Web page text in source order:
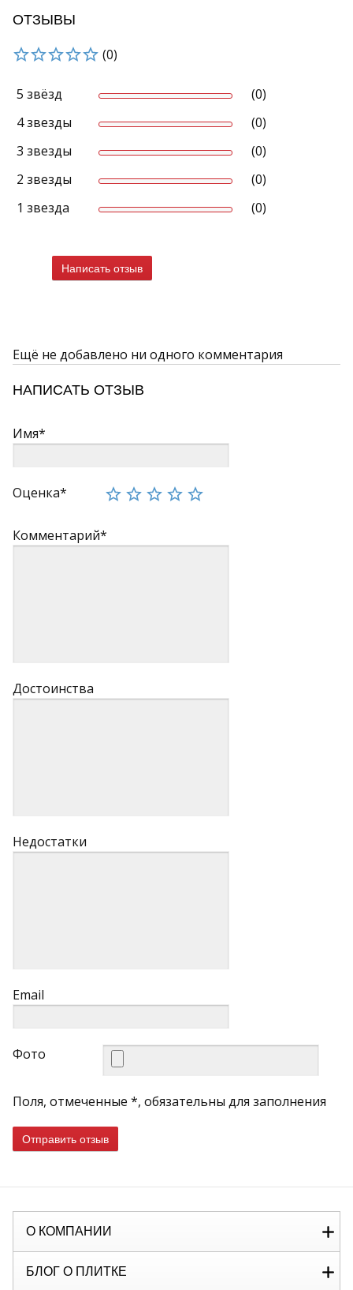
ОТЗЫВЫ
(0)
5 звёзд
(0)
4 звезды
(0)
3 звезды
(0)
2 звезды
(0)
1 звезда
(0)
Написать отзыв
Ещё не добавлено ни одного комментария
НАПИСАТЬ ОТЗЫВ
Имя*
Оценка*
Комментарий*
Достоинства
Недостатки
Email
Фото
Поля, отмеченные *, обязательны для заполнения
Отправить отзыв
О КОМПАНИИ
БЛОГ О ПЛИТКЕ